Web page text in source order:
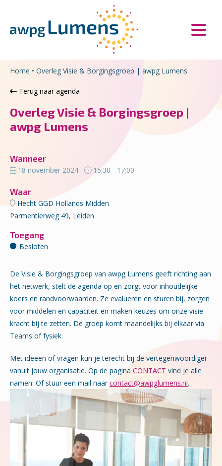
Home • Overleg Visie & Borgingsgroep | awpg Lumens
Terug naar agenda
Overleg Visie & Borgingsgroep |
awpg Lumens
Wanneer
18 november 2024 15:30 - 17:00
Waar
Hecht GGD Hollands Midden
Parmentierweg 49, Leiden
Toegang
Besloten
De Visie & Borgingsgroep van awpg Lumens geeft richting aan
het netwerk, stelt de agenda op en zorgt voor inhoudelijke
koers en randvoorwaarden. Ze evalueren en sturen bij, zorgen
voor middelen en capaciteit en maken keuzes om onze visie
kracht bij te zetten. De groep komt maandelijks bij elkaar via
Teams of fysiek.
Met ideeën of vragen kun je terecht bij de vertegenwoordiger
vanuit jouw organisatie. Op de pagina CONTACT vind je alle
namen. Of stuur een mail naarcontact@awpglumens.nl.